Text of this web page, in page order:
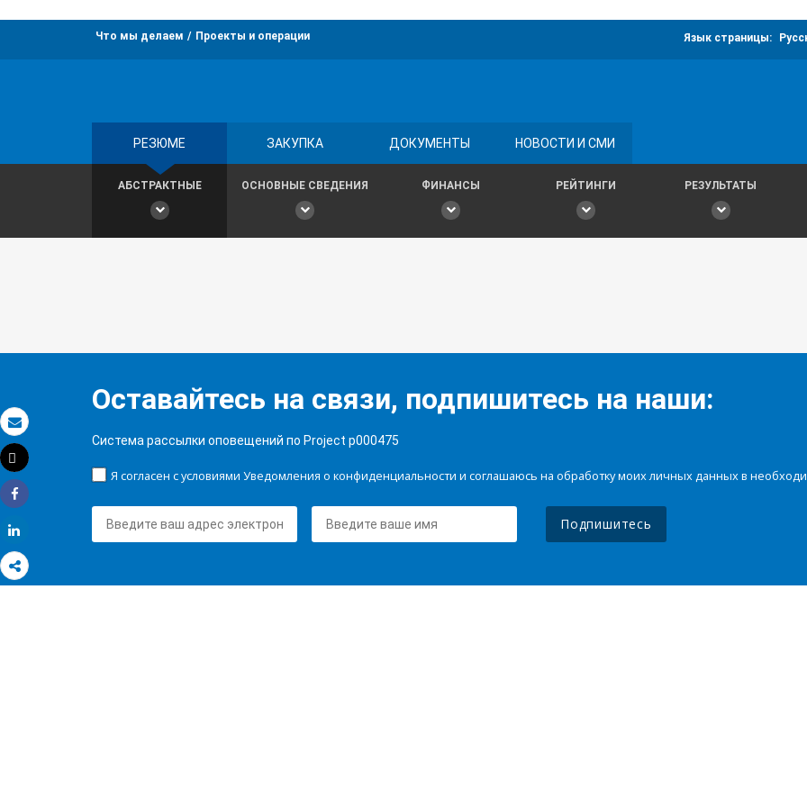
Электронная почта
Распечатать
Tweet
Share
Что мы делаем Проекты и операции Язык страницы:
РЕЗЮМЕ ЗАКУПКА ДОКУМЕНТЫ НОВОСТИ И СМИ
АБСТРАКТНЫЕ ОСНОВНЫЕ СВЕДЕНИЯ ФИНАНСЫ РЕЙТИНГИ РЕЗУЛЬТАТЫ
Оставайтесь на связи, подпишитесь на наши:
Система рассылки оповещений по Project p000475
Я согласен с условиями Уведомления о конфиденциальности и соглашаюсь на обработку моих личных данных в
Подпишитесь